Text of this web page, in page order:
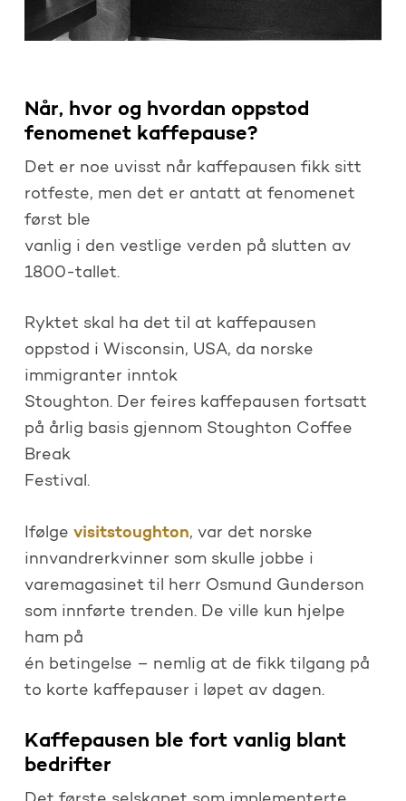
Når, hvor og hvordan oppstod
fenomenet kaffepause?
Det er noe uvisst når kaffepausen fikk sitt
rotfeste, men det er antatt at fenomenet
først ble
vanlig i den vestlige verden på slutten av
1800-tallet.
Ryktet skal ha det til at kaffepausen
oppstod i Wisconsin, USA, da norske
immigranter inntok
Stoughton. Der feires kaffepausen fortsatt
på årlig basis gjennom Stoughton Coffee
Break
Festival.
Ifølge visitstoughton, var det norske
innvandrerkvinner som skulle jobbe i
varemagasinet til herr Osmund Gunderson
som innførte trenden. De ville kun hjelpe
ham på
én betingelse – nemlig at de fikk tilgang på
to korte kaffepauser i løpet av dagen.
Kaffepausen ble fort vanlig blant
bedrifter